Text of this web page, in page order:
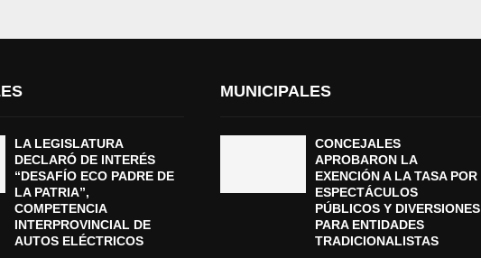
LA LEGISLATURA
DECLARÓ DE INTERÉS
“DESAFÍO ECO PADRE DE
LA PATRIA”,
COMPETENCIA
INTERPROVINCIAL DE
AUTOS ELÉCTRICOS
MUNICIPALES
CONCEJALES
APROBARON LA
EXENCIÓN A LA TASA POR
ESPECTÁCULOS
PÚBLICOS Y DIVERSIONES
PARA ENTIDADES
TRADICIONALISTAS